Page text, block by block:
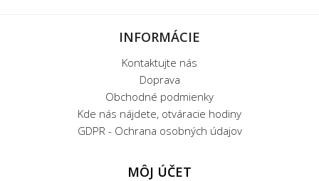
INFORMÁCIE
Kontaktujte nás
Doprava
Obchodné podmienky
Kde nás nájdete, otváracie hodiny
GDPR - Ochrana osobných údajov
MÔJ ÚČET